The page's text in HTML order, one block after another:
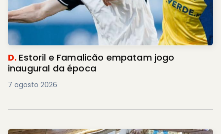
D. Estoril e Famalicão empatam jogo
inaugural da época
7 agosto 2026